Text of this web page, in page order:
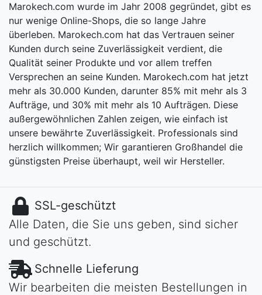
Marokech.com wurde im Jahr 2008 gegründet, gibt es
nur wenige Online-Shops, die so lange Jahre
überleben. Marokech.com hat das Vertrauen seiner
Kunden durch seine Zuverlässigkeit verdient, die
Qualität seiner Produkte und vor allem treffen
Versprechen an seine Kunden. Marokech.com hat jetzt
mehr als 30.000 Kunden, darunter 85% mit mehr als 3
Aufträge, und 30% mit mehr als 10 Aufträgen. Diese
außergewöhnlichen Zahlen zeigen, wie einfach ist
unsere bewährte Zuverlässigkeit. Professionals sind
herzlich willkommen; Wir garantieren Großhandel die
günstigsten Preise überhaupt, weil wir Hersteller.
SSL-geschützt
Alle Daten, die Sie uns geben, sind sicher
und geschützt.
Schnelle Lieferung
Wir bearbeiten die meisten Bestellungen in